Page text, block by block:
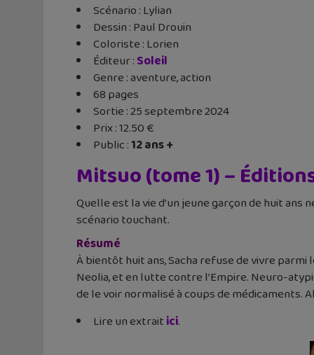
Scénario : Lylian
Dessin : Paul Drouin
Coloriste : Lorien
Éditeur ‏:Soleil
Genre : aventure, action
68 pages
Sortie : 25 septembre 2024
Prix : 12.50 €
Public :12 ans +
Mitsuo (tome 1) –
Quelle est la vie d’un jeune garçon de huit ans
scénario touchant.
Résumé
À bientôt huit ans, Sacha refuse de vivre
Neolia, et en lutte contre l’Empire. Neuro-
de le voir normalisé à coups de
Lire un extraitici.